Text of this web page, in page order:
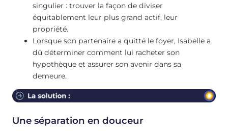
singulier : trouver la façon de diviser
équitablement leur plus grand actif, leur
propriété.
Lorsque son partenaire a quitté le foyer, Isabelle a
dû déterminer comment lui racheter son
hypothèque et assurer son avenir dans sa
demeure.
Une séparation en douceur